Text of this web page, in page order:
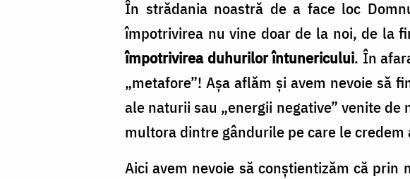
În strădania noastră de a face loc
împotrivirea nu vine doar de la noi, de la
împotrivirea duhurilor întunericului. În
„metafore”! Așa aflăm și avem nevoie să
ale naturii sau „energii negative” venite
multora dintre gândurile pe care le credem
Aici avem nevoie să conștientizăm că